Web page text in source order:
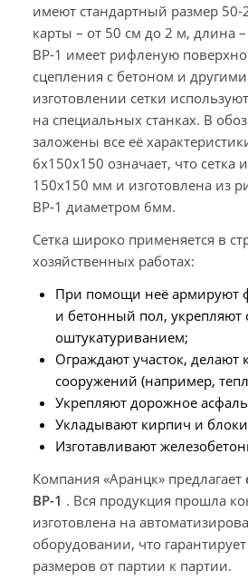
имеют стандартный размер
карты – от 50 см до 2 м, длина
ВР-1 имеет рифленую
сцепления с бетоном и
изготовлении сетки
на специальных станках. В
заложены все её
6х150х150 означает, что сетка
150х150 мм и изготовлена из
ВР-1 диаметром 6мм.
Сетка широко применяется в
хозяйственных работах:
При помощи неё армируют
и бетонный пол, укрепляют
оштукатуриванием;
Ограждают участок, делают
сооружений (например,
Укрепляют дорожное
Укладывают кирпич и
Изготавливают
Компания «Аранцк» предлагает
ВР-1 . Вся продукция прошла
изготовлена на
оборудовании, что
размеров от партии к партии.